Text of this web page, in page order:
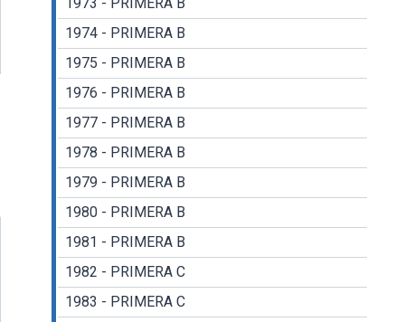
1974 - PRIMERA B
1975 - PRIMERA B
1976 - PRIMERA B
1977 - PRIMERA B
1978 - PRIMERA B
1979 - PRIMERA B
1980 - PRIMERA B
1981 - PRIMERA B
1982 - PRIMERA C
1983 - PRIMERA C